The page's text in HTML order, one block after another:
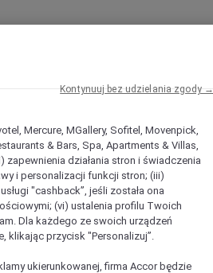
Mercure, MGallery, Sofitel, Movenpick,
& Bars, Spa, Apartments & Villas,
zapewnienia działania stron i świadczenia
i personalizacji funkcji stron; (iii)
"cashback”, jeśli została ona
(vi) ustalenia profilu Twoich
Dla każdego ze swoich urządzeń
klikając przycisk "Personalizuj”.
ukierunkowanej, firma Accor będzie
Kontynuuj bez udzielania zgody →